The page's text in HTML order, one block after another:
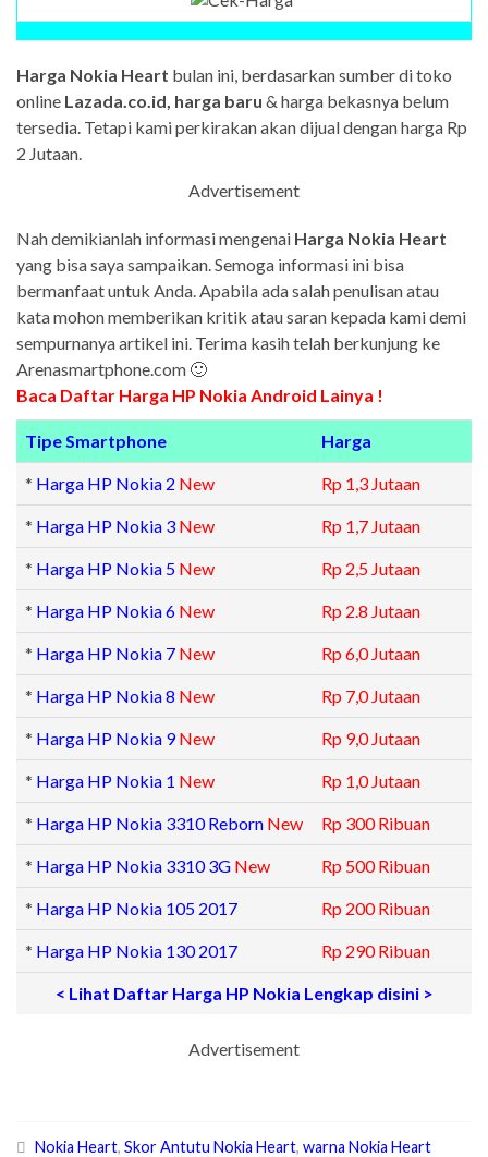
Harga Nokia Heart bulan ini, berdasarkan sumber di toko
online Lazada.co.id, harga baru & harga bekasnya belum
tersedia. Tetapi kami perkirakan akan dijual dengan harga Rp
2 Jutaan.
Advertisement
Nah demikianlah informasi mengenai Harga Nokia Heart
yang bisa saya sampaikan. Semoga informasi ini bisa
bermanfaat untuk Anda. Apabila ada salah penulisan atau
kata mohon memberikan kritik atau saran kepada kami demi
sempurnanya artikel ini. Terima kasih telah berkunjung ke
Arenasmartphone.com 🙂
Baca Daftar Harga HP Nokia Android Lainya !
Tipe Smartphone Harga
* Harga HP Nokia 2 New Rp 1,3 Jutaan
* Harga HP Nokia 3 New Rp 1,7 Jutaan
* Harga HP Nokia 5 New Rp 2,5 Jutaan
* Harga HP Nokia 6 New Rp 2.8 Jutaan
* Harga HP Nokia 7 New Rp 6,0 Jutaan
* Harga HP Nokia 8 New Rp 7,0 Jutaan
* Harga HP Nokia 9New Rp 9,0 Jutaan
* Harga HP Nokia 1 New Rp 1,0 Jutaan
* Harga HP Nokia 3310 Reborn New Rp 300 Ribuan
* Harga HP Nokia 3310 3G New Rp 500 Ribuan
* Harga HP Nokia 105 2017 Rp 200 Ribuan
* Harga HP Nokia 130 2017 Rp 290 Ribuan
< Lihat Daftar Harga HP Nokia Lengkap disini >
Advertisement
Nokia Heart, Skor Antutu Nokia Heart, warna Nokia Heart